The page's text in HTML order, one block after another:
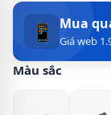
📱 Mua
Giá web
Màu sắc